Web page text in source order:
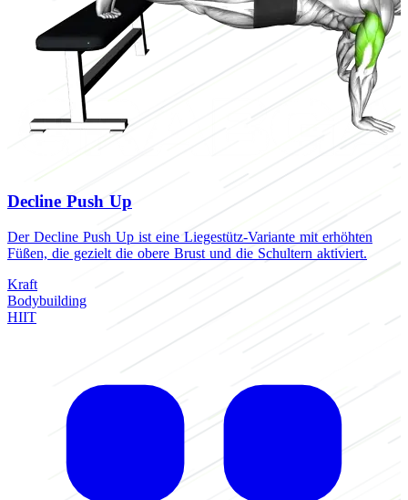
Decline Push Up
Der Decline Push Up ist eine Liegestütz-Variante mit erhöhten
Füßen, die gezielt die obere Brust und die Schultern aktiviert.
Kraft
Bodybuilding
HIIT